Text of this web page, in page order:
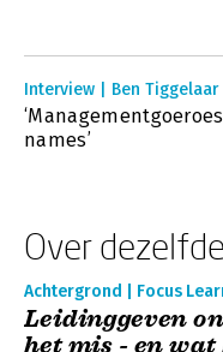
Interview | Ben Tiggelaar
names’
Over
Achtergrond | Focus
Leidinggeven
het mis - en wat